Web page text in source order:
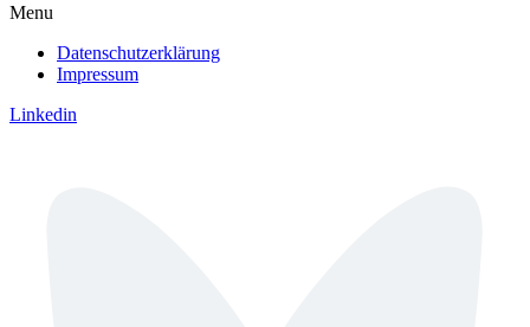
Menu
Datenschutzerklärung
Impressum
Linkedin